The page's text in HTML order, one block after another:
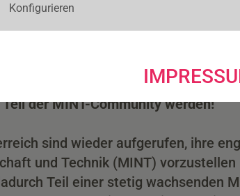
der MINT-Community werden!
sind wieder aufgerufen, ihre
und Technik (MINT) vorzustellen
Teil einer stetig wachsenden
Konfigurieren